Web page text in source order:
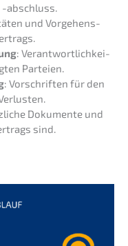
abschluss.
und Vorge­hens­
: Verant­wort­lich­kei­
Parteien.
: Vorschrif­ten für den
Dokumen­te und
sind.